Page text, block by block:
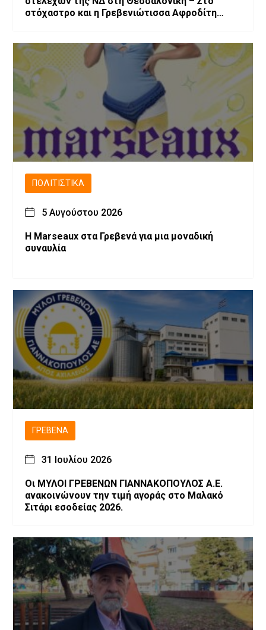
στόχαστρο και η Γρεβενιώτισσα Αφροδίτη
ΠΟΛΙΤΙΣΤΙΚΆ
5 Αυγούστου 2026
Η Marseaux στα Γρεβενά για μια μοναδική
συναυλία
ΓΡΕΒΕΝΆ
31 Ιουλίου 2026
Οι ΜΥΛΟΙ ΓΡΕΒΕΝΩΝ ΓΙΑΝΝΑΚΟΠΟΥΛΟΣ Α.Ε.
ανακοινώνουν την τιμή αγοράς στο Μαλακό
Σιτάρι εσοδείας 2026.